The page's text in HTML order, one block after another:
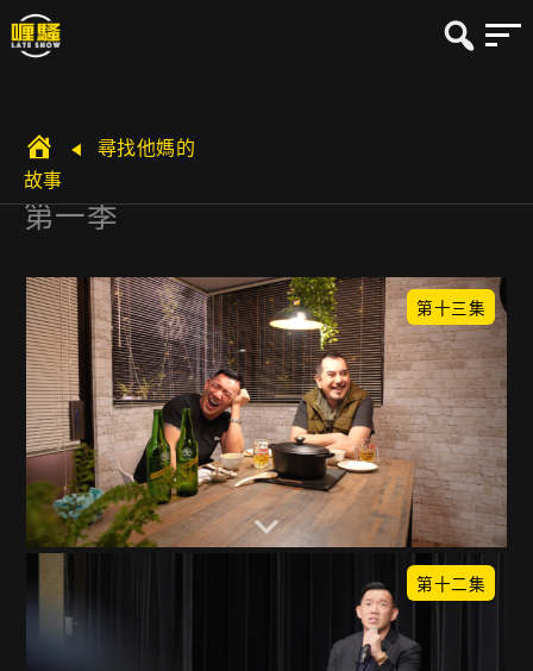
尋找他媽的
故事
第一季
第十三集
第十二集